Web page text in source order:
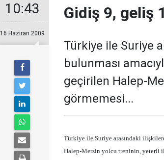
10:43
16 Haziran 2009
Gidiş 9, geliş
Türkiye ile Suriye
bulunması
geçirilen Halep-
görmemesi...
Türkiye ile Suriye arasındaki
Halep-Mersin yolcu treninin, yeterli